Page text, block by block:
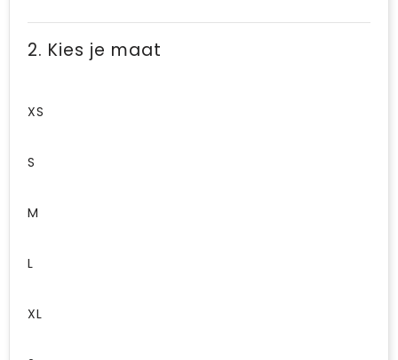
2. Kies je maat
XS
S
M
L
XL